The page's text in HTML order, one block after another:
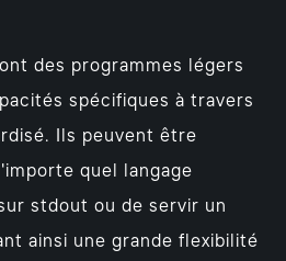
des programmes légers
spécifiques à travers
Ils peuvent être
quel langage
stdout ou de servir un
ainsi une grande flexibilité